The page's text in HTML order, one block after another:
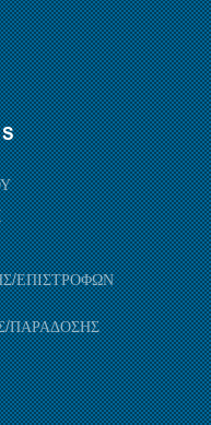
ΕΠΙΣΤΡΟΦΩΝ
ΠΑΡΑΔΟΣΗΣ